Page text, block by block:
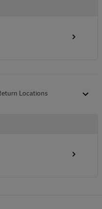
Locations